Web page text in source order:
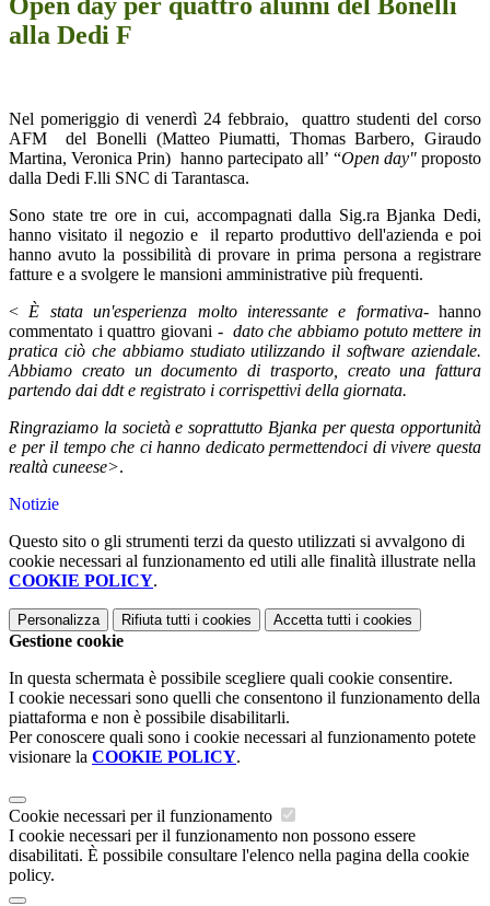
Open day per quattro alunni del Bonelli
alla Dedi F
Nel pomeriggio di venerdì 24 febbraio,
quattro studenti del corso
AFM
del Bonelli (Matteo Piumatti, Thomas Barbero, Giraudo
Martina, Veronica Prin) hanno partecipato all’ “Open day"proposto
dalla Dedi F.lli SNC di Tarantasca.
Sono state tre ore in cui, accompagnati dalla Sig.ra Bjanka Dedi,
hanno visitato il negozio e il reparto produttivo dell'azienda e poi
hanno avuto la possibilità di provare in prima persona a registrare
fatture e a svolgere le mansioni amministrative più frequenti.
< È stata un'esperienza molto interessante e formativa- hanno
commentato i quattro giovani - dato che abbiamo potuto mettere in
pratica ciò che abbiamo studiato utilizzando il software aziendale.
Abbiamo creato un documento di trasporto, creato una fattura
partendo dai ddt e registrato i corrispettivi della giornata.
Ringraziamo la società e soprattutto Bjanka per questa opportunità
e per il tempo che ci hanno dedicato permettendoci di vivere questa
realtà cuneese>.
Notizie
Questo sito o gli strumenti terzi da questo utilizzati si avvalgono di
cookie necessari al funzionamento ed utili alle finalità illustrate nella
COOKIE POLICY.
Personalizza Rifiuta tutti i cookies Accetta tutti i cookies
Gestione cookie
In questa schermata è possibile scegliere quali cookie consentire.
I cookie necessari sono quelli che consentono il funzionamento della
piattaforma e non è possibile disabilitarli.
Per conoscere quali sono i cookie necessari al funzionamento potete
visionare la COOKIE POLICY.
Cookie necessari per il funzionamento
I cookie necessari per il funzionamento non possono essere
disabilitati. È possibile consultare l'elenco nella pagina della cookie
policy.